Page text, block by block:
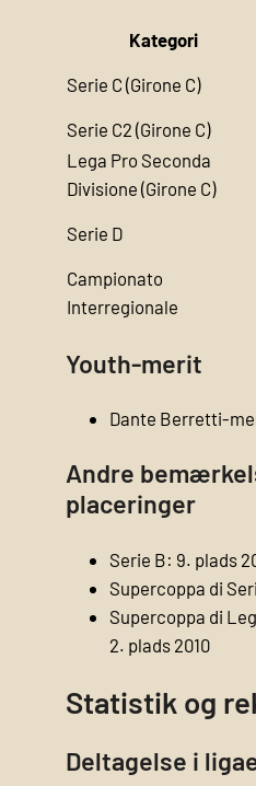
Kategori
Serie C (Girone C)
Serie C2 (Girone C)
Lega Pro Seconda
Divisione (Girone C)
Serie D
Campionato
Interregionale
Youth-merit
Dante Berretti-
Andre
placeringer
Serie B: 9. plads
Supercoppa di
Supercoppa di
2. plads 2010
Statistik og
Deltagelse i